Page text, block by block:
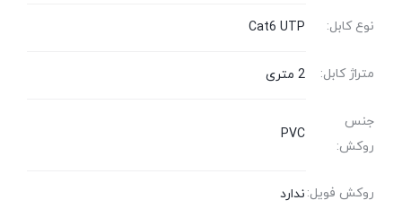
نوع کابل: Cat6 UTP
متراژ کابل: 2 متری
جنس
روکش:
PVC
روکش فویل: ندارد